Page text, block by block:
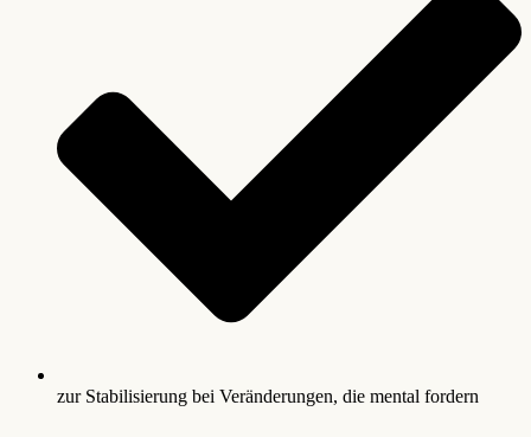
zur Stabilisierung bei Veränderungen, die mental fordern